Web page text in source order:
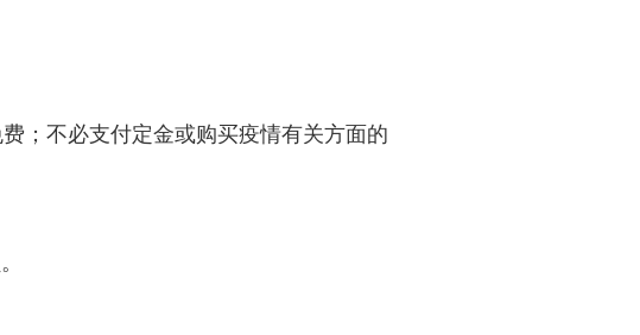
；不必支付定金或购买疫情有关方面的